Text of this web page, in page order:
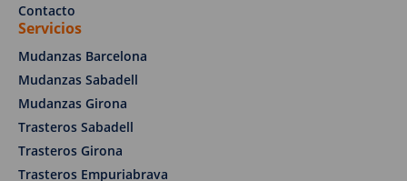
Contacto
Servicios
Mudanzas Barcelona
Mudanzas Sabadell
Mudanzas Girona
Trasteros Sabadell
Trasteros Girona
Trasteros Empuriabrava